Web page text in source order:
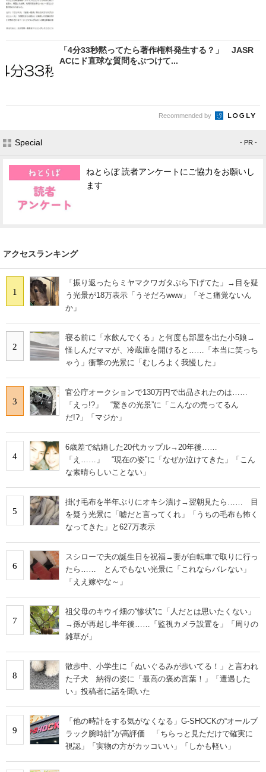
「4分33秒黙ってたら著作権料発生する？」 JASR
ACにド直球な質問をぶつけて...
Recommended by
Special - PR -
ねとらぼ 読者アンケートにご協力をお願いし
ます
アクセスランキング
1
「振り返ったらミヤマクワガタぶら下げてた」→目を疑
う光景が18万表示「うそだろwww」「そこ痛覚ないん
か」
2
寝る前に「水飲んでくる」と何度も部屋を出た小5娘→
怪しんだママが、冷蔵庫を開けると……「本当に笑っち
ゃう」衝撃の光景に「むしろよく我慢した」
3
官公庁オークションで130万円で出品されたのは……
「えっ!?」 “驚きの光景”に「こんなの売ってるん
だ!?」「マジか」
4
6歳差で結婚した20代カップル→20年後……
「え……」 “現在の姿”に「なぜか泣けてきた」「こん
な素晴らしいことない」
5
掛け毛布を半年ぶりにオキシ漬け→翌朝見たら…… 目
を疑う光景に「嘘だと言ってくれ」「うちの毛布も怖く
なってきた」と627万表示
6
スシローで夫の誕生日を祝福→妻が自転車で取りに行っ
たら…… とんでもない光景に「これならバレない」
「ええ嫁やな～」
7
祖父母のキウイ畑の“惨状”に「人だとは思いたくない」
→孫が再起し半年後……「監視カメラ設置を」「周りの
雑草が」
8
散歩中、小学生に「ぬいぐるみが歩いてる！」と言われ
た子犬 納得の姿に「最高の褒め言葉！」「遭遇した
い」投稿者に話を聞いた
9
「他の時計をする気がなくなる」G-SHOCKの“オールブ
ラック腕時計”が高評価 「ちらっと見ただけで確実に
視認」「実物の方がカッコいい」「しかも軽い」